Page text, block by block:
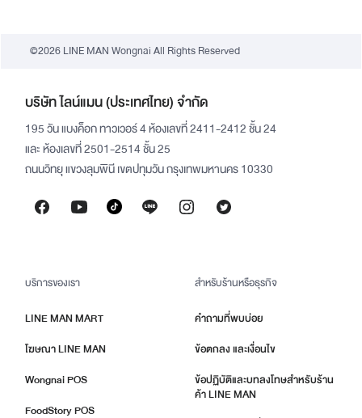
©2026 LINE MAN Wongnai All Rights Reserved
บริษัท ไลน์แมน (ประเทศไทย) จำกัด
195 วัน แบงค็อก ทาวเวอร์ 4 ห้องเลขที่ 2411-2412 ชั้น 24
และ ห้องเลขที่ 2501-2514 ชั้น 25
ถนนวิทยุ แขวงลุมพินี เขตปทุมวัน กรุงเทพมหานคร 10330
บริการของเรา
LINE MAN MART
โฆษณา LINE MAN
Wongnai POS
FoodStory POS
สำหรับร้านหรือธุรกิจ
คำถามที่พบบ่อย
ข้อตกลง และเงื่อนไข
ข้อปฏิบัติและบทลงโทษสำหรับร้าน
ค้า LINE MAN